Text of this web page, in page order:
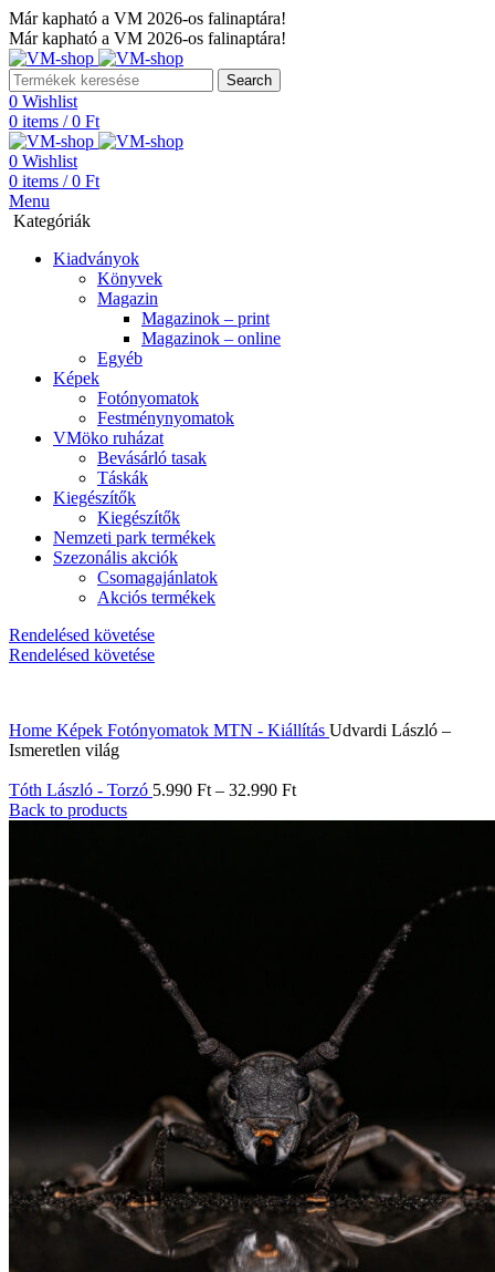
Már kapható a VM 2026-os falinaptára!
Már kapható a VM 2026-os falinaptára!
Search
0 Wishlist
0 items / 0 Ft
0 Wishlist
0 items / 0 Ft
Menu
Kategóriák
Kiadványok
Könyvek
Magazin
Magazinok – print
Magazinok – online
Egyéb
Képek
Fotónyomatok
Festménynyomatok
VMöko ruházat
Bevásárló tasak
Táskák
Kiegészítők
Kiegészítők
Nemzeti park termékek
Szezonális akciók
Csomagajánlatok
Akciós termékek
Rendelésed követése
Rendelésed követése
Home Képek Fotónyomatok MTN - Kiállítás Udvardi László –
Ismeretlen világ
Tóth László - Torzó 5.990 Ft – 32.990 Ft
Back to products